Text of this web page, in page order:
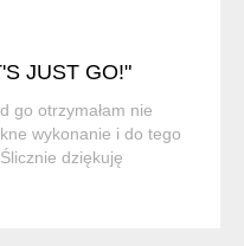
JUST GO!"
go otrzymałam nie
wykonanie i do tego
dziękuję